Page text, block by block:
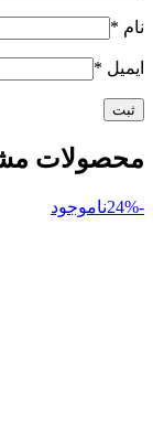
نام *
ایمیل *
محصولات
-24% ناموجود